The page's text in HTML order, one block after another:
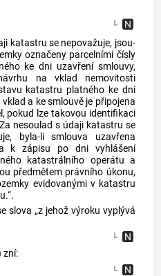
katastru se nepovažuje, jsou-
označeny parcelními čísly
ke dni uzavření smlouvy,
na vklad nemovitosti
katastru platného ke dni
a ke smlouvě je připojena
pokud lze takovou identifikaci
nesoulad s údaji katastru se
byla-li smlouva uzavřena
k zápisu po dni vyhlášení
katastrálního operátu a
předmětem právního úkonu,
evidovanými v katastru
slova „z jehož výroku vyplývá
zní: